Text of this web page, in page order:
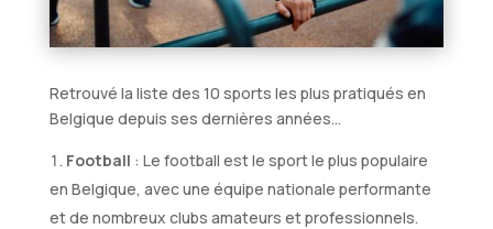
Retrouvé la liste des 10 sports les plus pratiqués en
Belgique depuis ses dernières années…
Football : Le football est le sport le plus populaire
en Belgique, avec une équipe nationale performante
et de nombreux clubs amateurs et professionnels.